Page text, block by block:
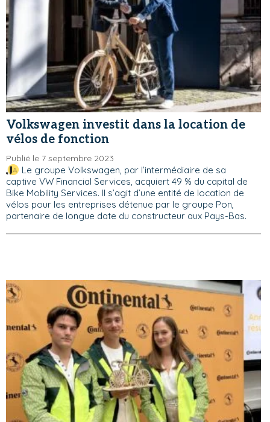
Volkswagen investit dans la location de
vélos de fonction
Publié le 7 septembre 2023
Le groupe Volkswagen, par l’intermédiaire de sa
captive VW Financial Services, acquiert 49 % du capital de
Bike Mobility Services. Il s’agit d’une entité de location de
vélos pour les entreprises détenue par le groupe Pon,
partenaire de longue date du constructeur aux Pays-Bas.